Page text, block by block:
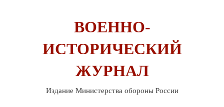
ВОЕННО-
ИСТОРИЧЕСКИЙ
ЖУРНАЛ
Издание Министерства обороны России